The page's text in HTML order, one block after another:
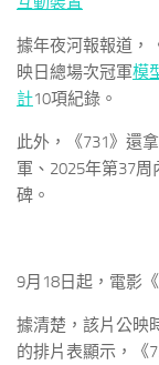
據年夜河報報道，
映日總場次冠軍模
計10項紀錄。
此外，《731》還
軍、2025年第37周
碑。
9月18日起，電影
據清楚，該片公映
的排片表顯示，《